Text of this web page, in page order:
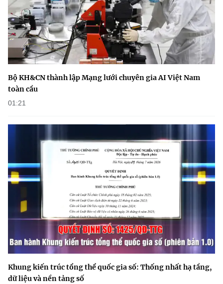
(Ghi rõ nguồn "https://mst.gov.vn" khi phát hành lại thông tin từ
website này)
Bộ KH&CN thành lập Mạng lưới chuyên gia AI Việt Nam
toàn cầu
01:21
Khung kiến trúc tổng thể quốc gia số: Thống nhất hạ tầng,
dữ liệu và nền tảng số